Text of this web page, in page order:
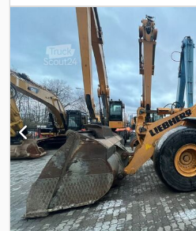
d'accessoires = Dcsdpfx
d'informations = Commande: Roue
vide: 13.500 kg Marque moteur: Deutz